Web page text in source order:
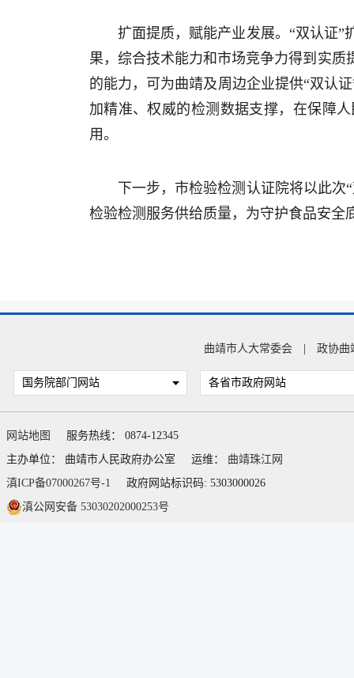
扩面提质，赋能产业发展。“双认证
果，综合技术能力和市场竞争力得到实
的能力，可为曲靖及周边企业提供“双认
加精准、权威的检测数据支撑，在保障
用。
下一步，市检验检测认证院将以此
检验检测服务供给质量，为守护食品安
曲靖市人大常委会 政协曲
国务院部门网站 各省市政府网站
网站地图
服务热线： 0874-12345
主办单位： 曲靖市人民政府办公室
运维： 曲靖珠江网
滇ICP备07000267号-1
政府网站标识码: 5303000026
滇公网安备 53030202000253号